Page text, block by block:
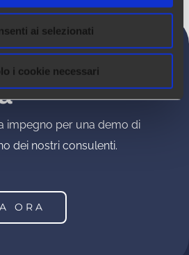
ai selezionati
i cookie necessari
una demo
impegno per una demo di
dei nostri consulenti.
ORA